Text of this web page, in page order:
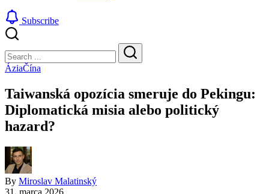
Subscribe
Search
Search
ÁziaČína
Taiwanská opozícia smeruje do Pekingu:
Diplomatická misia alebo politický
hazard?
By Miroslav Malatinský
31. marca 2026